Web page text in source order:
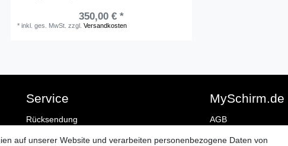
350,00 € *
*inkl. ges. MwSt. zzgl.Versandkosten
Service
Rücksendung
Vertrag widerrufen
MySchirm.de
AGB
Datenschutzerklärung
auf unserer Website und verarbeiten personenbezogene Daten von